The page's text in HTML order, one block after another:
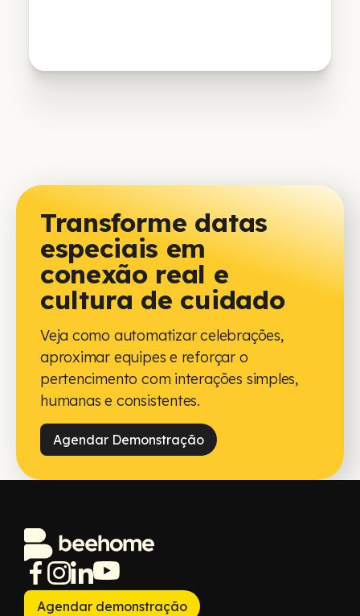
Transforme datas
especiais em
conexão real e
cultura de cuidado
Veja como automatizar celebrações,
aproximar equipes e reforçar o
pertencimento com interações simples,
humanas e consistentes.
Agendar Demonstração
Agendar demonstração